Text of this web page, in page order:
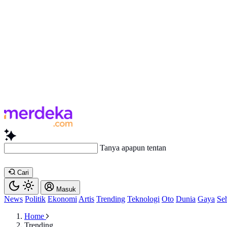
Tanya apapun tentang artikel i
Cari
Masuk
News Politik Ekonomi Artis Trending Teknologi Oto Dunia Gaya
Home
Trending